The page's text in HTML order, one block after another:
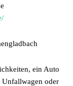
ein Auto
Unfallwagen oder